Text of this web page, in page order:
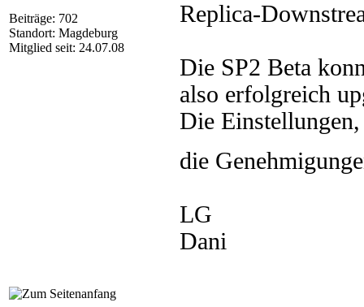
Beiträge: 702
Standort: Magdeburg
Mitglied seit: 24.07.08
Replica-
Die SP2 Beta
also erfolgreich
Die
die
LG
Dani